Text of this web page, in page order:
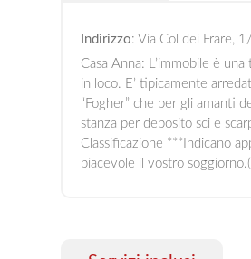
Indirizzo: Via Col dei Frare,
Casa Anna: L’immobile è
in loco. E’ tipicamente
“Fogher” che per gli amanti
stanza per deposito sci e
Classificazione ***Indicano
piacevole il vostro